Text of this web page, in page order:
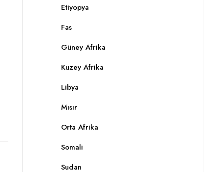
Etiyopya
Fas
Güney Afrika
Kuzey Afrika
Libya
Mısır
Orta Afrika
Somali
Sudan